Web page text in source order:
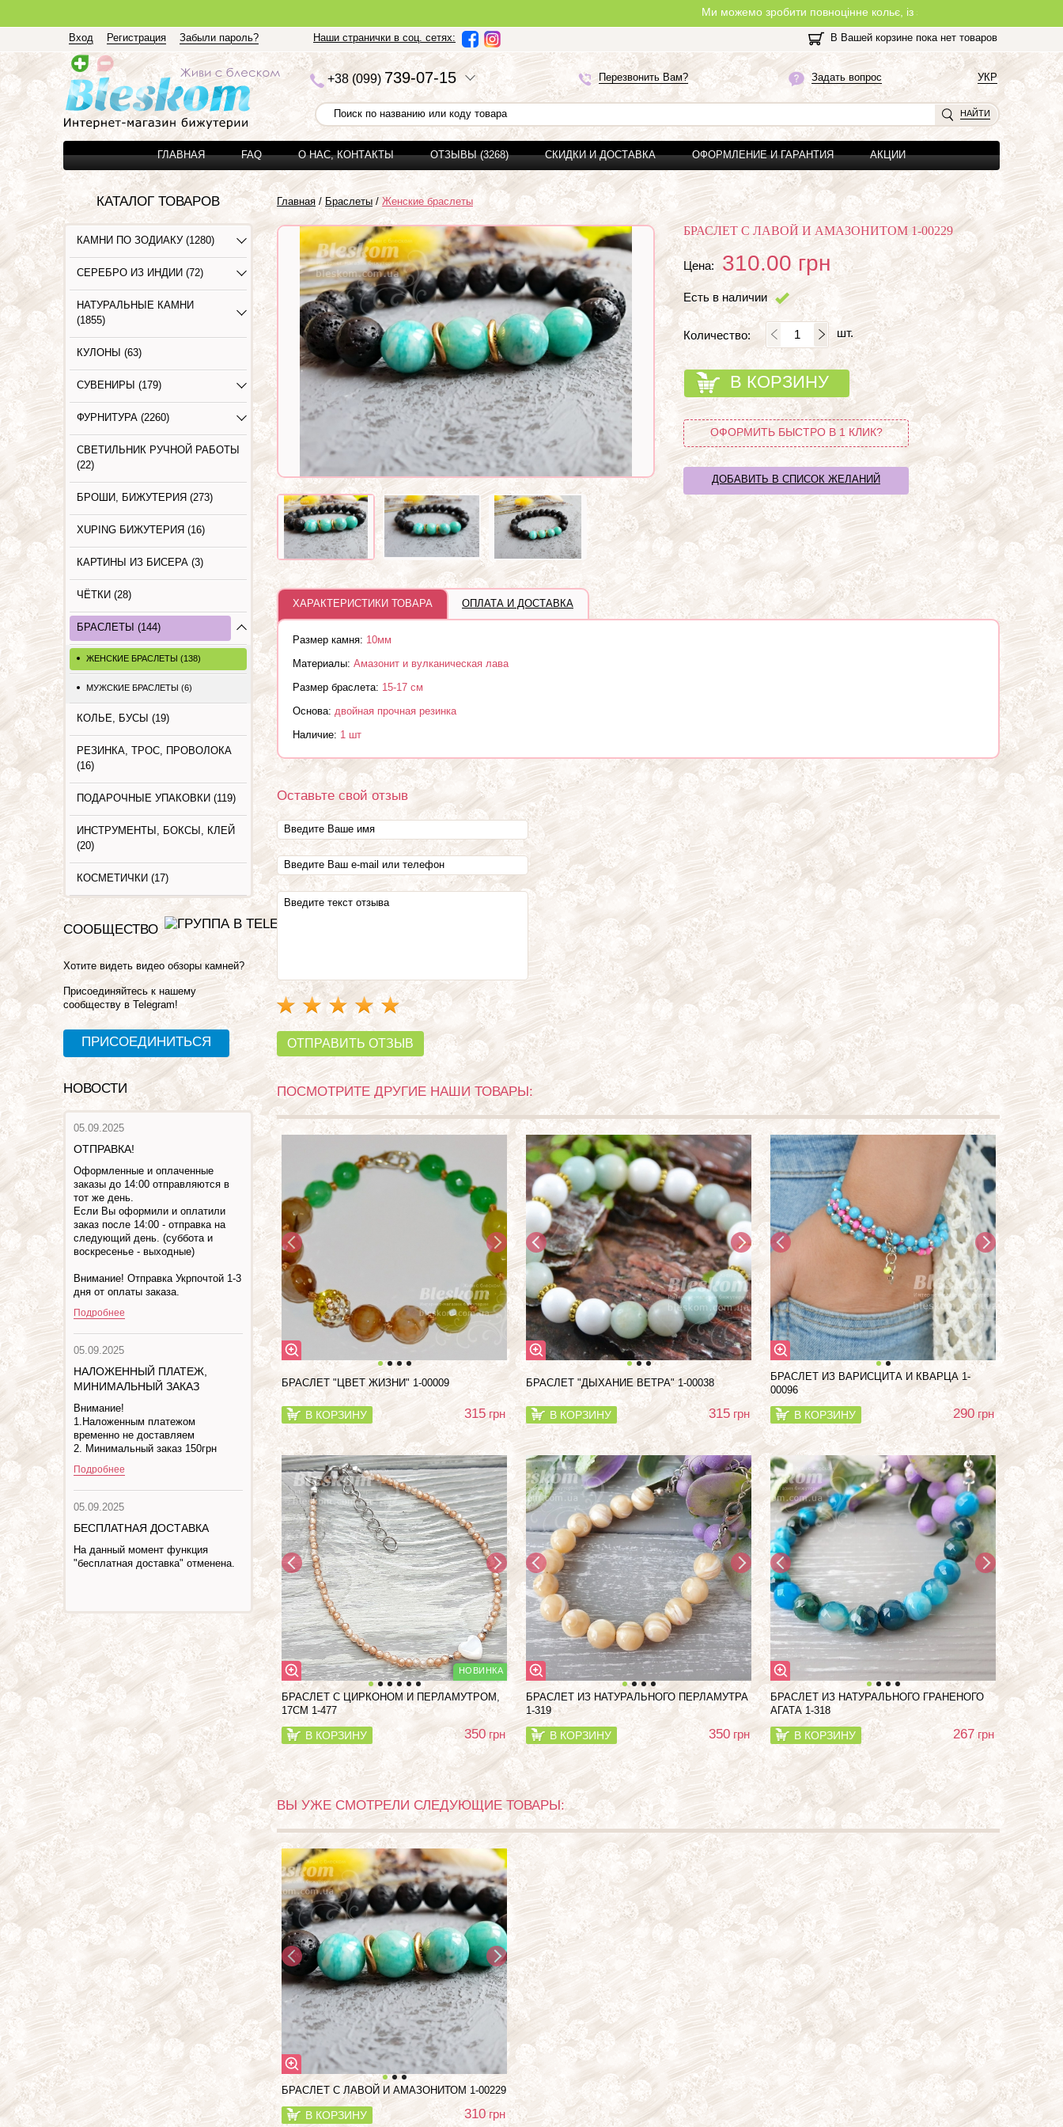
Ми можемо зробити повноцінне кольє, із замочком, з будь-якої нитки, яку Ви
Вход Регистрация Забыли пароль? Наши странички в соц. сетях: В Вашей корзине пока нет товаров
+38 (099)739-07-15 Задать вопрос
Перезвонить Вам? УКР
НАЙТИ
ГЛАВНАЯ FAQ О НАС, КОНТАКТЫ ОТЗЫВЫ (3268) СКИДКИ И ДОСТАВКА ОФОРМЛЕНИЕ И ГАРАНТИЯ АКЦИИ
КАТАЛОГ ТОВАРОВ
КАМНИ ПО ЗОДИАКУ (1280)
СЕРЕБРО ИЗ ИНДИИ (72)
НАТУРАЛЬНЫЕ КАМНИ
(1855)
КУЛОНЫ (63)
СУВЕНИРЫ (179)
ФУРНИТУРА (2260)
СВЕТИЛЬНИК РУЧНОЙ РАБОТЫ
(22)
БРОШИ, БИЖУТЕРИЯ (273)
XUPING БИЖУТЕРИЯ (16)
КАРТИНЫ ИЗ БИСЕРА (3)
ЧЁТКИ (28)
БРАСЛЕТЫ (144)
ЖЕНСКИЕ БРАСЛЕТЫ (138)
МУЖСКИЕ БРАСЛЕТЫ (6)
КОЛЬЕ, БУСЫ (19)
РЕЗИНКА, ТРОС, ПРОВОЛОКА
(16)
ПОДАРОЧНЫЕ УПАКОВКИ (119)
ИНСТРУМЕНТЫ, БОКСЫ, КЛЕЙ
(20)
КОСМЕТИЧКИ (17)
СООБЩЕСТВО
Хотите видеть видео обзоры камней?
Присоединяйтесь к нашему
сообществу в Telegram!
ПРИСОЕДИНИТЬСЯ
НОВОСТИ
05.09.2025
ОТПРАВКА!
Оформленные и оплаченные
заказы до 14:00 отправляются в
тот же день.
Если Вы оформили и оплатили
заказ после 14:00 - отправка на
следующий день. (суббота и
воскресенье - выходные)
Внимание! Отправка Укрпочтой 1-3
дня от оплаты заказа.
Подробнее
05.09.2025
НАЛОЖЕННЫЙ ПЛАТЕЖ,
МИНИМАЛЬНЫЙ ЗАКАЗ
Внимание!
1.Наложенным платежом
временно не доставляем
2. Минимальный заказ 150грн
Подробнее
05.09.2025
БЕСПЛАТНАЯ ДОСТАВКА
На данный момент функция
"бесплатная доставка" отменена.
Главная / Браслеты / Женские браслеты
БРАСЛЕТ С ЛАВОЙ И АМАЗОНИТОМ 1-00229
Цена: 310.00грн
Есть в наличии
Количество: шт.
В КОРЗИНУ
ОФОРМИТЬ БЫСТРО В 1 КЛИК?
ДОБАВИТЬ В СПИСОК ЖЕЛАНИЙ
ХАРАКТЕРИСТИКИ ТОВАРА ОПЛАТА И ДОСТАВКА
Размер камня: 10мм
Материалы: Амазонит и вулканическая лава
Размер браслета: 15-17 см
Основа: двойная прочная резинка
Наличие: 1 шт
Оставьте свой отзыв
ОТПРАВИТЬ ОТЗЫВ
ПОСМОТРИТЕ ДРУГИЕ НАШИ ТОВАРЫ:
БРАСЛЕТ "ЦВЕТ ЖИЗНИ" 1-00009
В КОРЗИНУ 315 грн
БРАСЛЕТ "ДЫХАНИЕ ВЕТРА" 1-00038
В КОРЗИНУ 315 грн
БРАСЛЕТ ИЗ ВАРИСЦИТА И КВАРЦА 1-
00096
В КОРЗИНУ 290 грн
БРАСЛЕТ С ЦИРКОНОМ И ПЕРЛАМУТРОМ,
17СМ 1-477
В КОРЗИНУ 350грн
БРАСЛЕТ ИЗ НАТУРАЛЬНОГО ПЕРЛАМУТРА
1-319
В КОРЗИНУ 350 грн
БРАСЛЕТ ИЗ НАТУРАЛЬНОГО ГРАНЕНОГО
АГАТА 1-318
В КОРЗИНУ 267 грн
ВЫ УЖЕ СМОТРЕЛИ СЛЕДУЮЩИЕ ТОВАРЫ:
БРАСЛЕТ С ЛАВОЙ И АМАЗОНИТОМ1-00229
В КОРЗИНУ 310грн